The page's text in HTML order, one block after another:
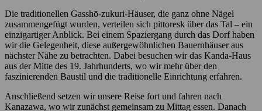
Die traditionellen Gasshō-zukuri-Häuser, die ganz ohne Nägel
zusammengefügt wurden, verteilen sich pittoresk über das Tal ‒ ein
einzigartiger Anblick. Bei einem Spaziergang durch das Dorf haben
wir die Gelegenheit, diese außergewöhnlichen Bauernhäuser aus
nächster Nähe zu betrachten. Dabei besuchen wir das Kanda-Haus
aus der Mitte des 19. Jahrhunderts, wo wir mehr über den
faszinierenden Baustil und die traditionelle Einrichtung erfahren.
Anschließend setzen wir unsere Reise fort und fahren nach
Kanazawa, wo wir zunächst gemeinsam zu Mittag essen. Danach